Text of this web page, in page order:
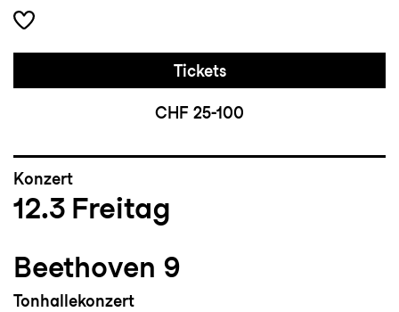
Tickets
CHF 25-100
Konzert
12.3 Freitag
Beethoven 9
Tonhallekonzert